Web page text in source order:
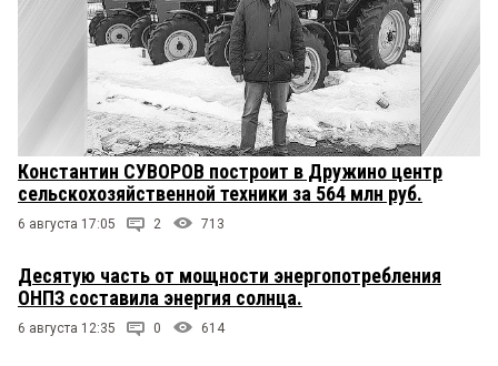
Константин СУВОРОВ построит в Дружино центр
сельскохозяйственной техники за 564 млн руб.
6 августа 17:05 2 713
Десятую часть от мощности энергопотребления
ОНПЗ составила энергия солнца.
6 августа 12:35 0 614